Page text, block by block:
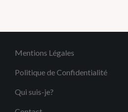
Mentions Légales
Politique de Confidentialité
Qui suis-je?